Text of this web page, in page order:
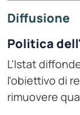
Diffusione
Politica
L'Istat
l'obiettivo di
rimuovere